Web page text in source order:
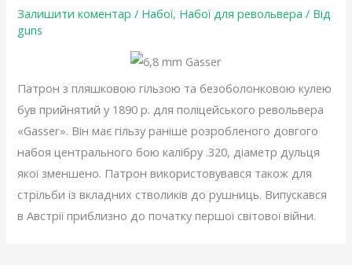
Залишити коментар / Набої, Набої для револьвера / Від
guns
Патрон з пляшковою гільзою та безоболонковою кулею
був прийнятий у 1890 р. для поліцейського револьвера
«Gasser». Він має гільзу раніше розробленого довгого
набоя центрального бою калібру .320, діаметр дульця
якої зменшено. Патрон використовувався також для
стрільби із вкладних стволиків до рушниць. Випускався
в Австрії приблизно до початку першої світової війни.